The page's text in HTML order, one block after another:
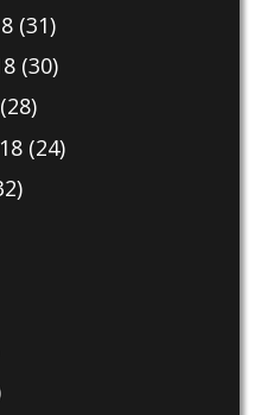
(31)
(30)
(24)